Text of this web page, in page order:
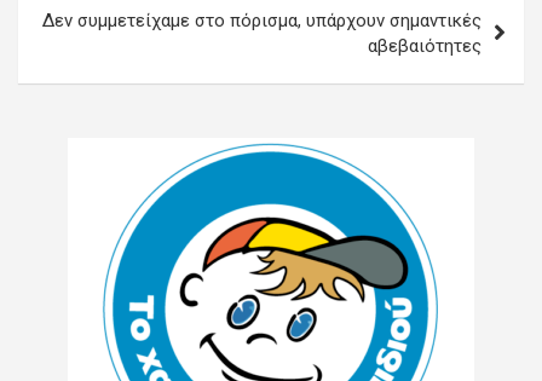
Δεν συμμετείχαμε στο πόρισμα, υπάρχουν σημαντικές
αβεβαιότητες